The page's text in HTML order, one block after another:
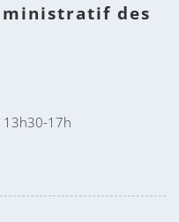
des
13h30-17h